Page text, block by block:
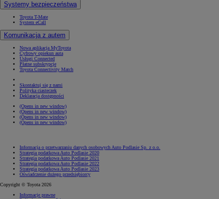
Systemy bezpieczeństwa
Toyota T-Mate
System eCall
Komunikacja z autem
Nowa aplikacja MyToyota
Cyfrowy opiekun auta
Usługi Connected
Płatne subskrypcje
Toyota Connectivity Match
Skontaktuj się z nami
Polityka ciasteczek
Deklaracja dostępności
(Opens in new window)
(Opens in new window)
(Opens in new window)
(Opens in new window)
Informacja o przetwarzaniu danych osobowych Auto Podlasie Sp. z o.o.
Strategia podatkowa Auto Podlasie 2020
Strategia podatkowa Auto Podlasie 2021
Strategia podatkowa Auto Podlasie 2022
Strategia podatkowa Auto Podlasie 2023
Oświadczenie dużego przedsiębiorcy
Copyright © Toyota 2026
Informacje prawne